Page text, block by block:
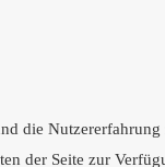
die
der Seite zur